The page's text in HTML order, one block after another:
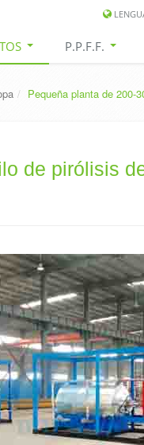
P.P.F.F.
/ Pequeña planta de 200-
de pirólisis